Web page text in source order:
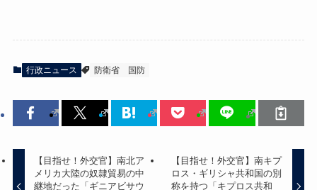
行政ニュース 防衛省 国防
【目指せ！外交官】南北ア
メリカ大陸の奴隷貿易の中
継地だった「ギニアビサウ
【目指せ！外交官】南キプ
ロス・ギリシャ共和国の別
称を持つ「キプロス共和